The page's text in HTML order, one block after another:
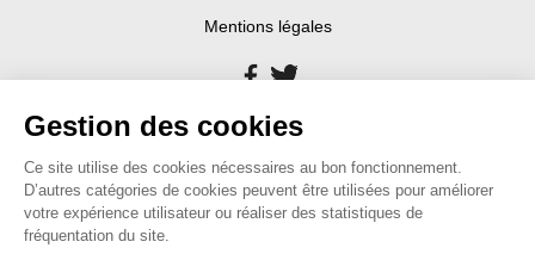
Mentions légales
Gestion des cookies
Ce site utilise des cookies nécessaires au bon fonctionnement.
D’autres catégories de cookies peuvent être utilisées pour améliorer
votre expérience utilisateur ou réaliser des statistiques de
fréquentation du site.